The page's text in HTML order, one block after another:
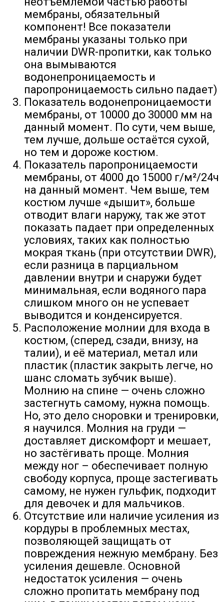
мембраны, обязательный
компонент! Все показатели
мембраны указаны только при
наличии DWR-пропитки, как только
она вымываются
водонепроницаемость и
паропроницаемость сильно падает)
Показатель водонепроницаемости
мембраны, от 10000 до 30000 мм на
данный момент. По сути, чем выше,
тем лучше, дольше остаётся сухой,
но тем и дороже костюм.
Показатель паропроницаемости
мембраны, от 4000 до 15000 г/м²/24ч
на данный момент. Чем выше, тем
костюм лучше «дышит», больше
отводит влаги наружу, так же этот
показать падает при определенных
условиях, таких как полностью
мокрая ткань (при отсутствии DWR),
если разница в парциальном
давлении внутри и снаружи будет
минимальная, если водяного пара
слишком много он не успевает
выводится и конденсируется.
Расположение молнии для входа в
костюм, (сперед, сзади, внизу, на
талии), и её материал, метал или
пластик (пластик закрыть легче, но
шанс сломать зубчик выше).
Молнию на спине — очень сложно
застегнуть самому, нужна помощь.
Но, это дело сноровки и тренировки,
я научился. Молния на груди —
доставляет дискомфорт и мешает,
но застёгивать проще. Молния
между ног – обеспечивает полную
свободу корпуса, проще застегивать
самому, не нужен гульфик, подходит
для девочек и для мальчиков.
Отсутствие или наличие усиления из
кордуры в проблемных местах,
позволяющей защищать от
повреждения нежную мембрану. Без
усиления дешевле. Основной
недостаток усиления — очень
сложно пропитать мембрану под